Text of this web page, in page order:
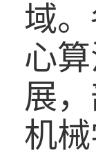
域
心
展
机